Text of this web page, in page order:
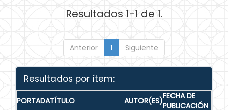
Resultados 1-1 de 1.
Anterior 1 Siguiente
Resultados por ítem:
PORTADATÍTULO AUTOR(ES)FECHA DE
PUBLICACIÓN